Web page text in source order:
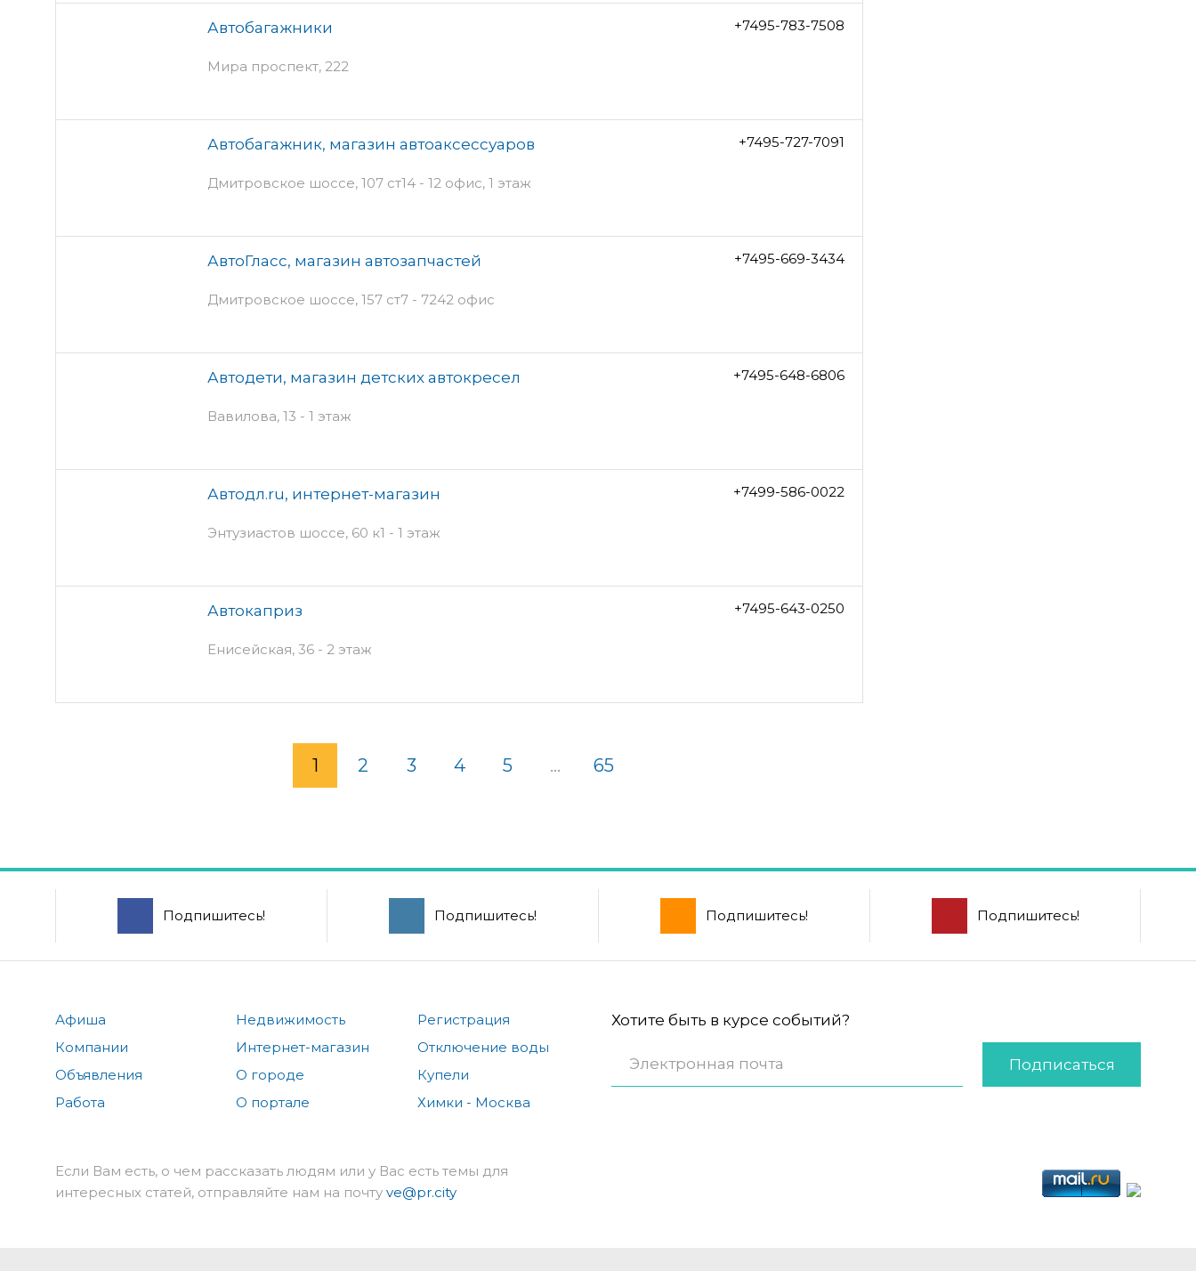
Автобагажники
Мира проспект, 222
+7495-783-7508
Автобагажник, магазин автоаксессуаров
Дмитровское шоссе, 107 ст14 - 12 офис, 1 этаж
+7495-727-7091
АвтоГласс, магазин автозапчастей
Дмитровское шоссе, 157 ст7 - 7242 офис
+7495-669-3434
Автодети, магазин детских автокресел
Вавилова, 13 - 1 этаж
+7495-648-6806
Автодл.ru, интернет-магазин
Энтузиастов шоссе, 60 к1 - 1 этаж
+7499-586-0022
Автокаприз
Енисейская, 36 - 2 этаж
+7495-643-0250
1 2 3 4 5 ... 65
Подпишитесь! Подпишитесь! Подпишитесь! Подпишитесь!
Афиша
Компании
Объявления
Работа
Недвижимость
Интернет-магазин
О городе
О портале
Регистрация
Отключение воды
Купели
Химки - Москва
Хотите быть в курсе событий?
Подписаться
Если Вам есть, о чем рассказать людям или у Вас есть темы для
интересных статей, отправляйте нам на почту ve@pr.city